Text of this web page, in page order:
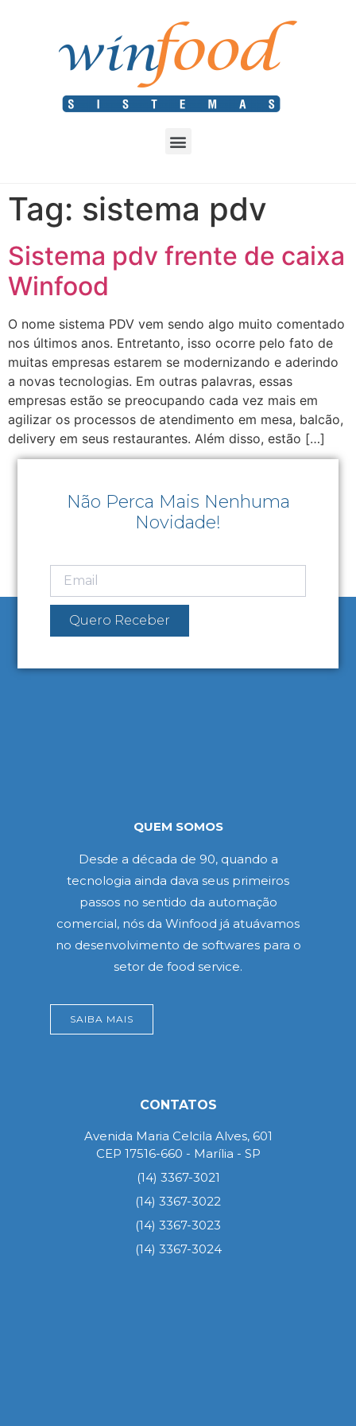
Tag: sistema pdv
Sistema pdv frente de caixa
Winfood
O nome sistema PDV vem sendo algo muito comentado
nos últimos anos. Entretanto, isso ocorre pelo fato de
muitas empresas estarem se modernizando e aderindo
a novas tecnologias. Em outras palavras, essas
empresas estão se preocupando cada vez mais em
agilizar os processos de atendimento em mesa, balcão,
delivery em seus restaurantes. Além disso, estão […]
Não Perca Mais Nenhuma
Novidade!
Quero Receber
QUEM SOMOS
Desde a década de 90, quando a
tecnologia ainda dava seus primeiros
passos no sentido da automação
comercial, nós da Winfood já atuávamos
no desenvolvimento de softwares para o
setor de food service.
SAIBA MAIS
CONTATOS
Avenida Maria Celcila Alves, 601
CEP 17516-660 - Marília - SP
(14) 3367-3021
(14) 3367-3022
(14) 3367-3023
(14) 3367-3024